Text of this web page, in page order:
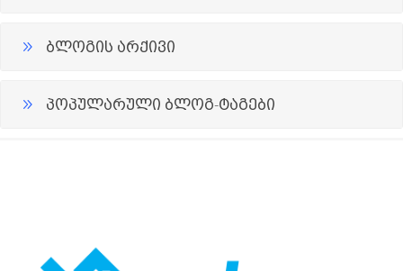
ბლოგის არქივი
პოპულარული ბლოგ-ტაგები